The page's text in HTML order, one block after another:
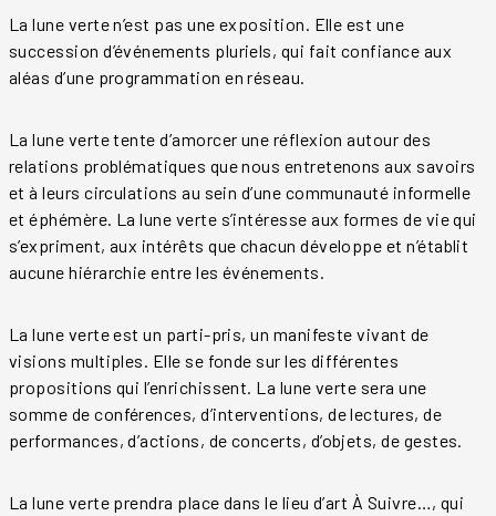
La lune verte n’est pas une exposition. Elle est une
succession d’événements pluriels, qui fait confiance aux
aléas d’une programmation en réseau.
La lune verte tente d’amorcer une réflexion autour des
relations problématiques que nous entretenons aux savoirs
et à leurs circulations au sein d’une communauté informelle
et éphémère. La lune verte s’intéresse aux formes de vie qui
s’expriment, aux intérêts que chacun développe et n’établit
aucune hiérarchie entre les événements.
La lune verte est un parti-pris, un manifeste vivant de
visions multiples. Elle se fonde sur les différentes
propositions qui l’enrichissent. La lune verte sera une
somme de conférences, d’interventions, de lectures, de
performances, d’actions, de concerts, d’objets, de gestes.
La lune verte prendra place dans le lieu d’art À Suivre…, qui